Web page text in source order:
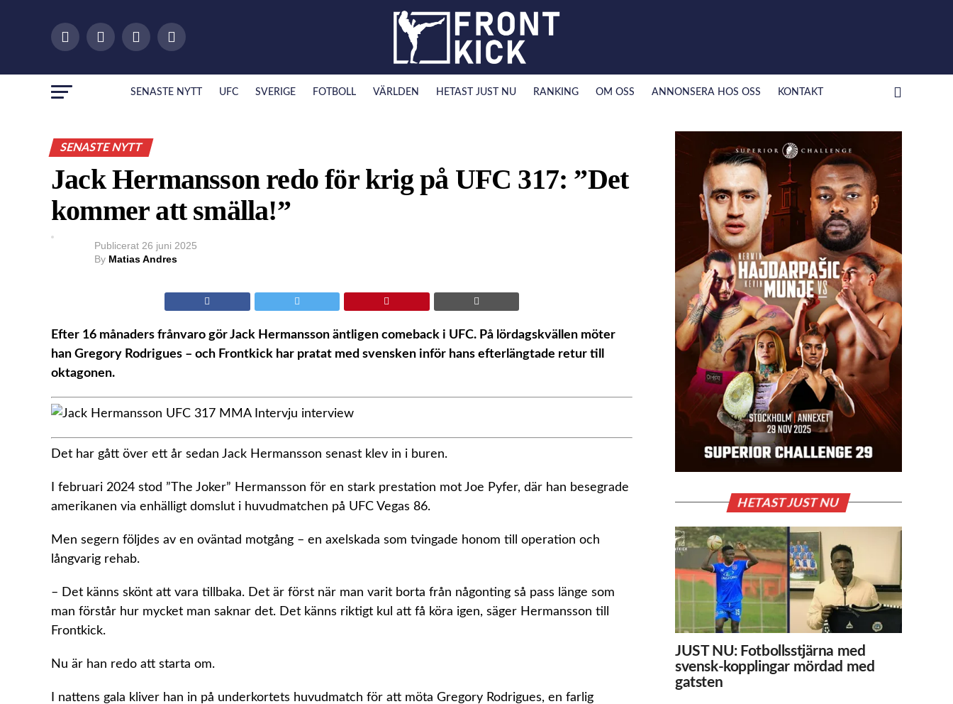
SENASTE NYTT UFC SVERIGE FOTBOLL VÄRLDEN HETAST JUST NU RANKING OM OSS ANNONSERA HOS OSS KONTAKT
SENASTE NYTT
Jack Hermansson redo för krig på UFC 317: ”Det
kommer att smälla!”
Publicerat 26 juni 2025
By Matias Andres
Efter 16 månaders frånvaro gör Jack Hermansson äntligen comeback i UFC. På lördagskvällen möter
han Gregory Rodrigues – och Frontkick har pratat med svensken inför hans efterlängtade retur till
oktagonen.
Det har gått över ett år sedan Jack Hermansson senast klev in i buren.
I februari 2024 stod ”The Joker” Hermansson för en stark prestation mot Joe Pyfer, där han besegrade
amerikanen via enhälligt domslut i huvudmatchen på UFC Vegas 86.
Men segern följdes av en oväntad motgång – en axelskada som tvingade honom till operation och
långvarig rehab.
– Det känns skönt att vara tillbaka. Det är först när man varit borta från någonting så pass länge som
man förstår hur mycket man saknar det. Det känns riktigt kul att få köra igen, säger Hermansson till
Frontkick.
Nu är han redo att starta om.
I nattens gala kliver han in på underkortets huvudmatch för att möta Gregory Rodrigues, en farlig
HETAST JUST NU
JUST NU: Fotbollsstjärna med
svensk-kopplingar mördad med
gatsten